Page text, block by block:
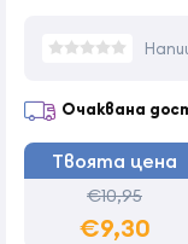
Очаквана
Твоята цена
€10,95
€9,30